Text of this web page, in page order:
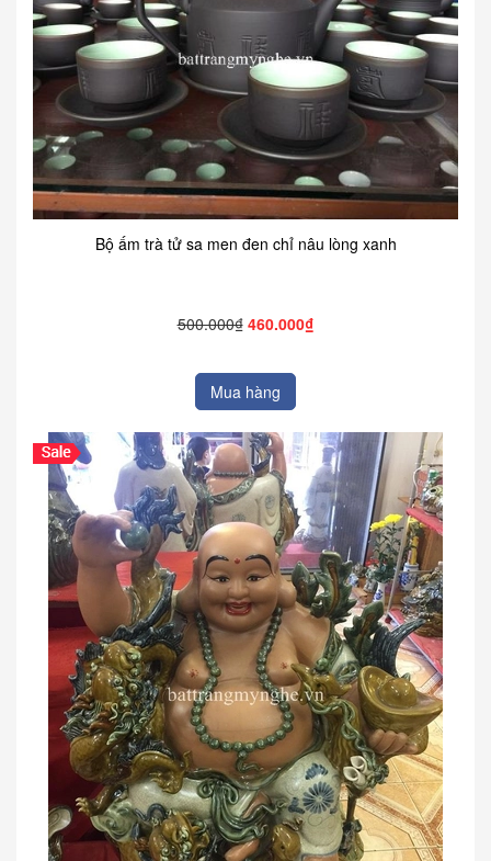
Bộ ấm trà tử sa men đen chỉ nâu lòng xanh
500.000₫ 460.000₫
Mua hàng